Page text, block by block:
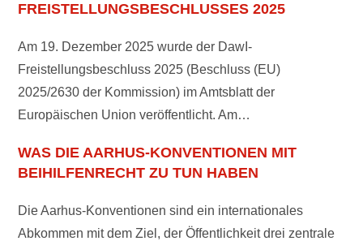
REISTELLUNGSBESCHLUSSES 2025
Am 19. Dezember 2025 wurde der DawI-
Freistellungsbeschluss 2025 (Beschluss (EU)
2025/2630 der Kommission) im Amtsblatt der
Europäischen Union veröffentlicht. Am…
WAS DIE AARHUS-KONVENTIONEN MIT
BEIHILFENRECHT ZU TUN HABEN
Die Aarhus-Konventionen sind ein internationales
Abkommen mit dem Ziel, der Öffentlichkeit drei zentrale